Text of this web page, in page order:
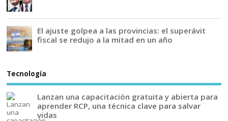
El ajuste golpea a las provincias: el superávit
fiscal se redujo a la mitad en un año
Tecnología
Lanzan una capacitación gratuita y abierta para
aprender RCP, una técnica clave para salvar
vidas